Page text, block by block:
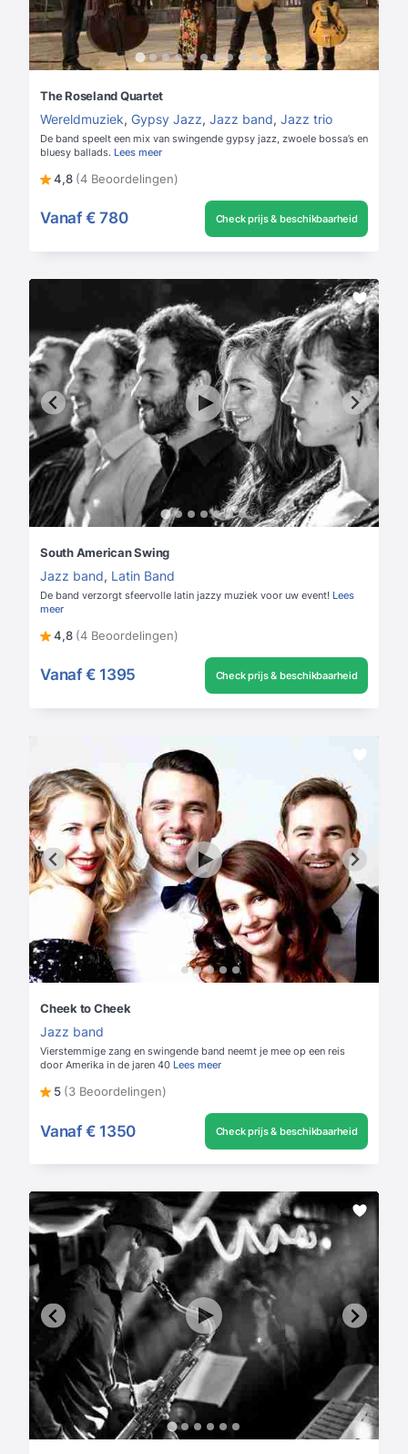
The Roseland Quartet
Wereldmuziek, Gypsy Jazz, Jazz band, Jazz trio
De band speelt een mix van swingende gypsy jazz, zwoele bossa’s en
bluesy ballads. Lees meer
4,8 (4 Beoordelingen)
Vanaf € 780 Check prijs & beschikbaarheid
South American Swing
Jazz band, Latin Band
De band verzorgt sfeervolle latin jazzy muziek voor uw event! Lees
meer
4,8 (4 Beoordelingen)
Vanaf € 1395 Check prijs & beschikbaarheid
Cheek to Cheek
Jazz band
Vierstemmige zang en swingende band neemt je mee op een reis
door Amerika in de jaren 40 Lees meer
5 (3 Beoordelingen)
Vanaf € 1350 Check prijs & beschikbaarheid